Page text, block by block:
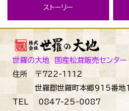
ストーリー
世羅の大地 国産松茸販売センター
住所 〒722-1112
世羅郡世羅町本郷915番地1
TEL 0847-25-0087